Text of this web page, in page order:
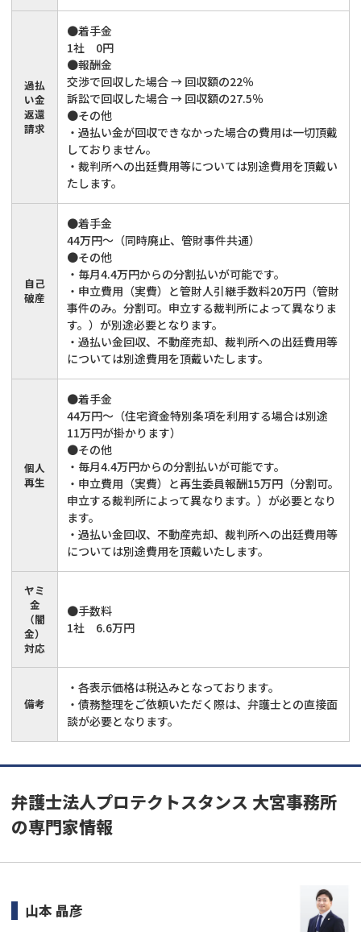
過払
い金
返還
請求
●着手金
1社 0円
●報酬金
交渉で回収した場合 → 回収額の22％
訴訟で回収した場合 → 回収額の27.5％
●その他
・過払い金が回収できなかった場合の費用は一切頂戴
しておりません。
・裁判所への出廷費用等については別途費用を頂戴い
たします。
自己
破産
●着手金
44万円～（同時廃止、管財事件共通）
●その他
・毎月4.4万円からの分割払いが可能です。
・申立費用（実費）と管財人引継手数料20万円（管財
事件のみ。分割可。申立する裁判所によって異なりま
す。）が別途必要となります。
・過払い金回収、不動産売却、裁判所への出廷費用等
については別途費用を頂戴いたします。
個人
再生
●着手金
44万円～（住宅資金特別条項を利用する場合は別途
11万円が掛かります）
●その他
・毎月4.4万円からの分割払いが可能です。
・申立費用（実費）と再生委員報酬15万円（分割可。
申立する裁判所によって異なります。）が必要となり
ます。
・過払い金回収、不動産売却、裁判所への出廷費用等
については別途費用を頂戴いたします。
ヤミ
金
（闇
金）
対応
●手数料
1社 6.6万円
備考
・各表示価格は税込みとなっております。
・債務整理をご依頼いただく際は、弁護士との直接面
談が必要となります。
弁護士法人プロテクトスタンス 大宮事務所
の専門家情報
山本 晶彦